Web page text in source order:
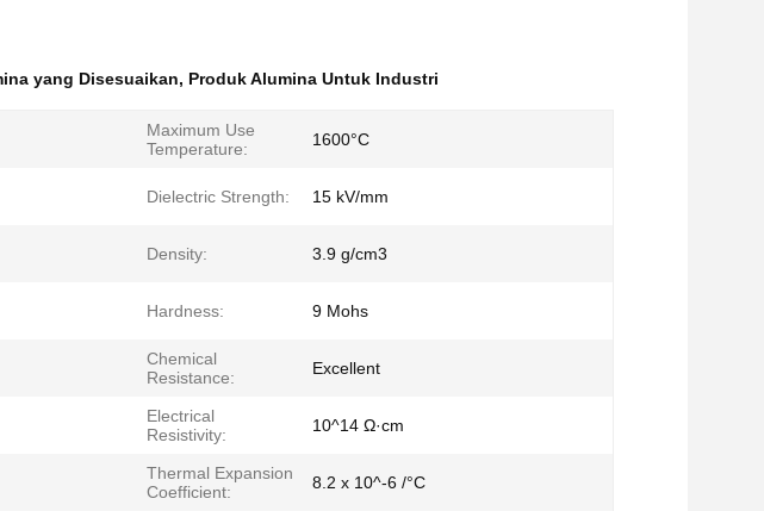
yang Disesuaikan, Produk Alumina Untuk Industri
Maximum Use
Temperature:
1600°C
Dielectric Strength: 15 kV/mm
Density: 3.9 g/cm3
Hardness: 9 Mohs
Chemical
Resistance:
Excellent
Electrical
Resistivity:
10^14 Ω·cm
Thermal Expansion
Coefficient:
8.2 x 10^-6 /°C